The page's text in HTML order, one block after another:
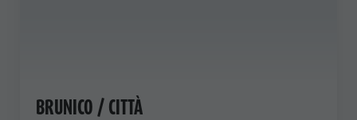
BRUNICO / CITTÀ